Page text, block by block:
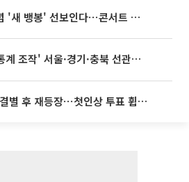
빅뱅, 20주년 기념 '새 뱅봉' 선보인다⋯콘서트 앞두고 팝업 개최
' 서울·경기·충북 선관위 등 추가 압수수색
‘나솔사계’ 국화, 결별 후 재등장⋯첫인상 투표 휩쓸고 ‘인기녀’ 등극